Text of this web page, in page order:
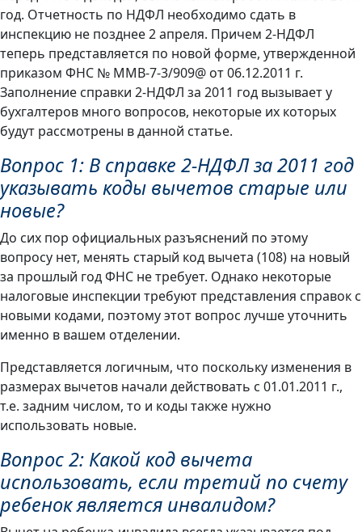
год. Отчетность по НДФЛ необходимо сдать в
инспекцию не позднее 2 апреля. Причем 2-НДФЛ
теперь представляется по новой форме, утвержденной
приказом ФНС № ММВ-7-3/909@ от 06.12.2011 г.
Заполнение справки 2-НДФЛ за 2011 год вызывает у
бухгалтеров много вопросов, некоторые их которых
будут рассмотрены в данной статье.
Вопрос 1: В справке 2-НДФЛ за 2011 год
указывать коды вычетов старые или
новые?
До сих пор официальных разъяснений по этому
вопросу нет, менять старый код вычета (108) на новый
за прошлый год ФНС не требует. Однако некоторые
налоговые инспекции требуют представления справок с
новыми кодами, поэтому этот вопрос лучше уточнить
именно в вашем отделении.
Представляется логичным, что поскольку изменения в
размерах вычетов начали действовать с 01.01.2011 г.,
т.е. задним числом, то и коды также нужно
использовать новые.
Вопрос 2: Какой код вычета
использовать, если третий по счету
ребенок является инвалидом?